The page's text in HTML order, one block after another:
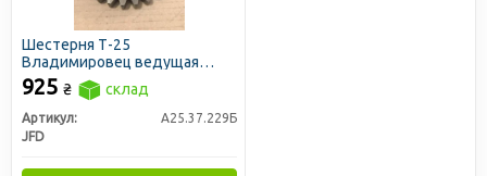
Шестерня Т-25
Владимировец ведущая
промежуточного вала
z=15/29 нов. обр. (JFD)
925 ₴ склад
Артикул:
А25.37.229Б
JFD